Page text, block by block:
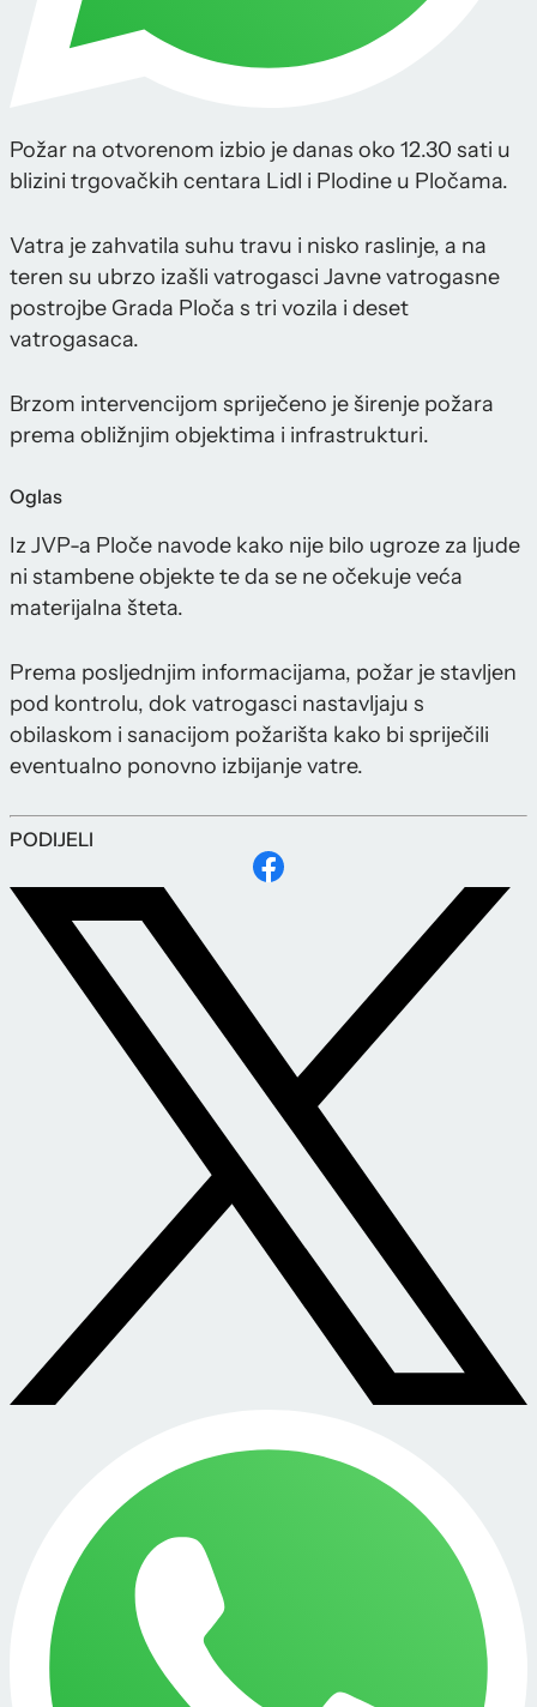
Požar na otvorenom izbio je danas oko 12.30 sati u
blizini trgovačkih centara Lidl i Plodine u Pločama.
Vatra je zahvatila suhu travu i nisko raslinje, a na
teren su ubrzo izašli vatrogasci Javne vatrogasne
postrojbe Grada Ploča s tri vozila i deset
vatrogasaca.
Brzom intervencijom spriječeno je širenje požara
prema obližnjim objektima i infrastrukturi.
Oglas
Iz JVP-a Ploče navode kako nije bilo ugroze za ljude
ni stambene objekte te da se ne očekuje veća
materijalna šteta.
Prema posljednjim informacijama, požar je stavljen
pod kontrolu, dok vatrogasci nastavljaju s
obilaskom i sanacijom požarišta kako bi spriječili
eventualno ponovno izbijanje vatre.
PODIJELI